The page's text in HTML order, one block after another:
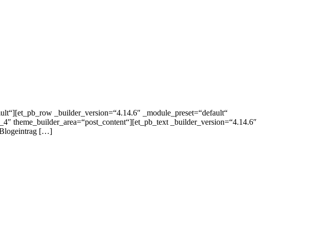
_builder_version=“4.14.6″ _module_preset=“default“
theme_builder_area=“post_content“][et_pb_text _builder_version=“4.14.6″
Blogeintrag […]